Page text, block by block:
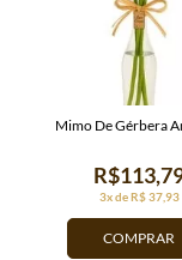
COMPRAR
3x de R$ 37,93
Mimo De Gérbera